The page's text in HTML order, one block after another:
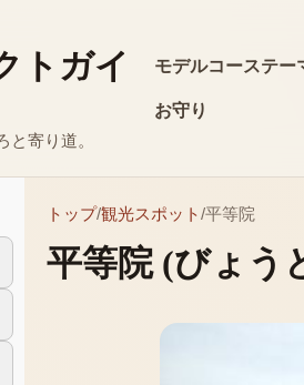
トガイ
寄り道。
モデルコーステー
お守り
トップ/観光スポット/平等院
平等院(びょう